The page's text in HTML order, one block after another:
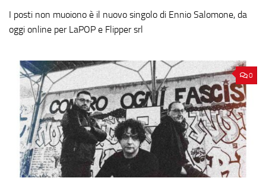
I posti non muoiono è il nuovo singolo di Ennio Salomone, da
oggi online per LaPOP e Flipper srl
0